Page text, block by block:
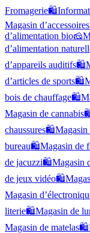
Fromagerie🛍️
Magasin
d’alimentation bio🧀
d’alimentation
d’appareils auditifs🛍️
d’articles de sports🛍️
bois de chauffage🛍️
Magasin de cannabis
chaussures🛍️Magasin
bureau🛍️Magasin de
de jacuzzi🛍️Magasin
de jeux vidéo🛍️
Magasin
literie🛍️Magasin de
Magasin de matelas🛍️